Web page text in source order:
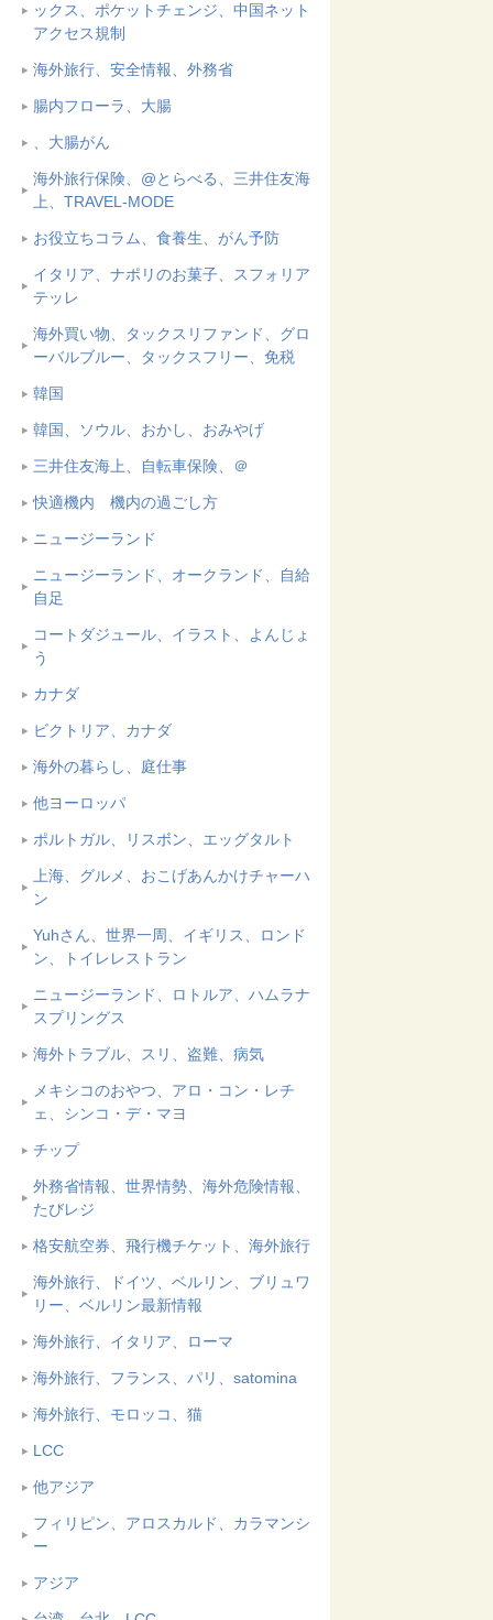
ックス、ポケットチェンジ、中国ネット
アクセス規制
海外旅行、安全情報、外務省
腸内フローラ、大腸
、大腸がん
海外旅行保険、@とらべる、三井住友海
上、TRAVEL-MODE
お役立ちコラム、食養生、がん予防
イタリア、ナポリのお菓子、スフォリア
テッレ
海外買い物、タックスリファンド、グロ
ーバルブルー、タックスフリー、免税
韓国
韓国、ソウル、おかし、おみやげ
三井住友海上、自転車保険、＠
快適機内 機内の過ごし方
ニュージーランド
ニュージーランド、オークランド、自給
自足
コートダジュール、イラスト、よんじょ
う
カナダ
ビクトリア、カナダ
海外の暮らし、庭仕事
他ヨーロッパ
ポルトガル、リスボン、エッグタルト
上海、グルメ、おこげあんかけチャーハ
ン
Yuhさん、世界一周、イギリス、ロンド
ン、トイレレストラン
ニュージーランド、ロトルア、ハムラナ
スプリングス
海外トラブル、スリ、盗難、病気
メキシコのおやつ、アロ・コン・レチ
ェ、シンコ・デ・マヨ
チップ
外務省情報、世界情勢、海外危険情報、
たびレジ
格安航空券、飛行機チケット、海外旅行
海外旅行、ドイツ、ベルリン、ブリュワ
リー、ベルリン最新情報
海外旅行、イタリア、ローマ
海外旅行、フランス、パリ、satomina
海外旅行、モロッコ、猫
LCC
他アジア
フィリピン、アロスカルド、カラマンシ
ー
アジア